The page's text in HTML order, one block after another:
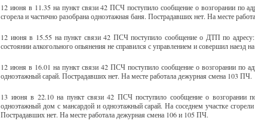
12 июня в 11.35 на пункт связи 42 ПСЧ поступило сообщение о возгорании по
сгорела и частично разобрана одноэтажная баня. Пострадавших нет. На месте
12 июня в 15.55 на пункт связи 42 ПСЧ поступило сообщение о ДТП по
состоянии алкогольного опьянения не справился с управлением и совершил
12 июня в 16.01 на пункт связи 42 ПСЧ поступило сообщение о возгорании по
одноэтажный сарай. Пострадавших нет. На месте работала дежурная смена 103 ПЧ.
13 июня в 22.10 на пункт связи 42 ПСЧ поступило сообщение о возгорании
одноэтажный дом с мансардой и одноэтажный сарай. На соседнем участке
Пострадавших нет. На месте работала дежурная смена 106 и 105 ПЧ.